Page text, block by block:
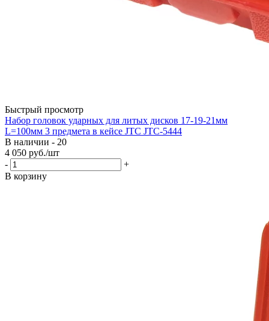
Быстрый просмотр
Набор головок ударных для литых дисков 17-19-21мм
L=100мм 3 предмета в кейсе JTC JTC-5444
В наличии - 20
4 050 руб./шт
-
+
В корзину